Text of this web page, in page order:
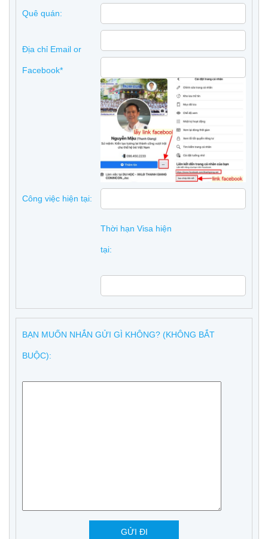
Quê quán:
Địa chỉ Email or
Facebook*
Công việc hiện tại:
Thời hạn Visa hiện
tại:
BẠN MUỐN NHẮN GỬI GÌ KHÔNG? (KHÔNG BẮT
BUỘC):